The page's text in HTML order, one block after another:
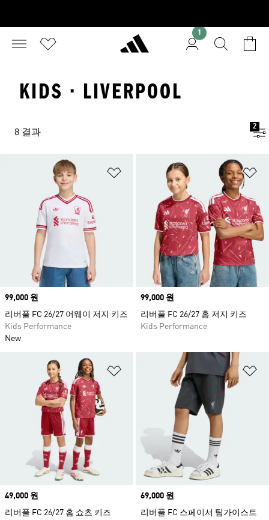
1
KIDS · LIVERPOOL
8 결과
2
위시리스트 담기
Price
99,000 원
리버풀 FC 26/27 어웨이 저지 키즈
Kids Performance
New
Price
99,000 원
리버풀 FC 26/27 홈 저지 키즈
Kids Performance
위시리스트 담기
Price
49,000 원
리버풀 FC 26/27 홈 쇼츠 키즈
Price
69,000 원
리버풀 FC 스페이서 팀가이스트